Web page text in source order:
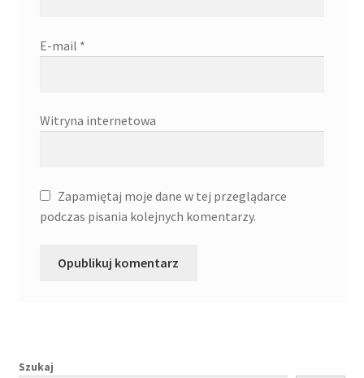
E-mail *
Witryna internetowa
Zapamiętaj moje dane w tej przeglądarce
podczas pisania kolejnych komentarzy.
Szukaj